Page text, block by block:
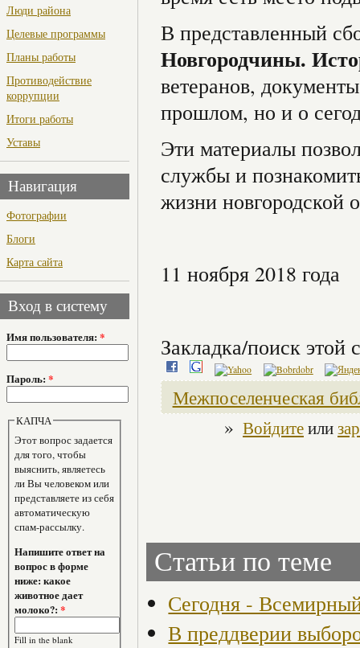
Люди района
Целевые программы
Планы работы
Противодействие
коррупции
Итоги работы
Уставы
Навигация
Фотографии
Блоги
Карта сайта
Вход в систему
Имя пользователя: *
Пароль: *
КАПЧА
Этот вопрос задается
для того, чтобы
выяснить, являетесь
ли Вы человеком или
представляете из себя
автоматическую
спам-рассылку.
Напишите ответ на
вопрос в форме
ниже: какое
животное дает
молоко?:*
Fill in the blank
В представленный
Новгородчины.
ветеранов,
прошлом, но и о
Эти материалы
службы и
жизни новгородской
11 ноября 2018 года
Закладка/поиск этой
Межпоселенческая
» Войдитеили
Статьи по теме
Сегодня -
В преддверии